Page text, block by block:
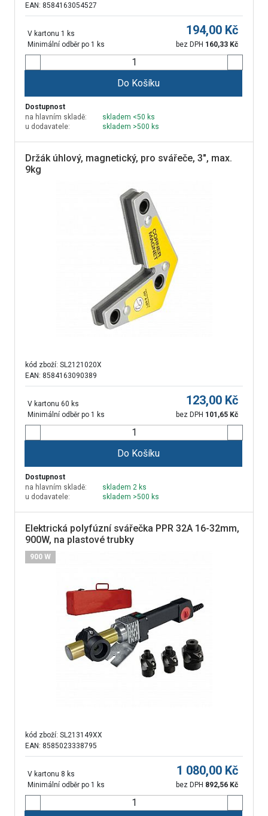
EAN: 8584163054527
V kartonu 1 ks
Minimální odběr po 1 ks
194,00 Kč
bez DPH 160,33 Kč
Do Košíku
Dostupnost
na hlavním skladě:
skladem <50 ks
u dodavatele:
skladem >500 ks
Držák úhlový, magnetický, pro svářeče, 3", max.
9kg
kód zboží: SL2121020X
EAN: 8584163090389
V kartonu 60 ks
Minimální odběr po 1 ks
123,00 Kč
bez DPH 101,65 Kč
Do Košíku
Dostupnost
na hlavním skladě:
skladem 2 ks
u dodavatele:
skladem >500 ks
Elektrická polyfúzní svářečka PPR 32A 16-32mm,
900W, na plastové trubky
900 W
kód zboží: SL213149XX
EAN: 8585023338795
V kartonu 8 ks
Minimální odběr po 1 ks
1 080,00 Kč
bez DPH 892,56 Kč